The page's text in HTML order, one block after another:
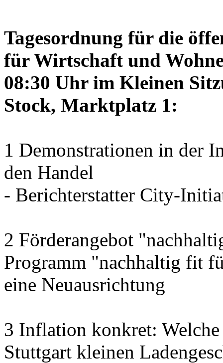
Tagesordnung für die
für Wirtschaft und
08:30 Uhr im Kleinen
Stock, Marktplatz 1:
1 Demonstrationen in der
den Handel
- Berichterstatter City-
2 Förderangebot
Programm "nachhaltig fit
eine Neuausrichtung
3 Inflation konkret:
Stuttgart kleinen